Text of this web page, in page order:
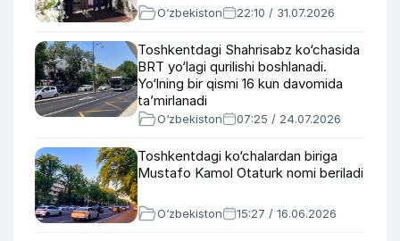
O‘zbekiston 22:10 / 31.07.2026
Toshkentdagi Shahrisabz ko‘chasida
BRT yo‘lagi qurilishi boshlanadi.
Yo‘lning bir qismi 16 kun davomida
ta’mirlanadi
O‘zbekiston 07:25 / 24.07.2026
Toshkentdagi ko‘chalardan biriga
Mustafo Kamol Otaturk nomi beriladi
O‘zbekiston 15:27 / 16.06.2026